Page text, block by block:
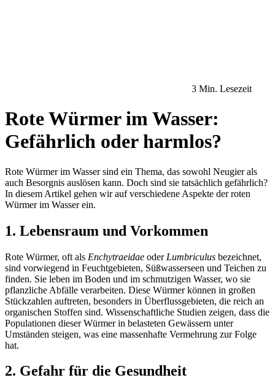
3 Min. Lesezeit
Rote Würmer im Wasser:
Gefährlich oder harmlos?
Rote Würmer im Wasser sind ein Thema, das sowohl Neugier als
auch Besorgnis auslösen kann. Doch sind sie tatsächlich gefährlich?
In diesem Artikel gehen wir auf verschiedene Aspekte der roten
Würmer im Wasser ein.
1. Lebensraum und Vorkommen
Rote Würmer, oft als Enchytraeidae oder Lumbriculus bezeichnet,
sind vorwiegend in Feuchtgebieten, Süßwasserseen und Teichen zu
finden. Sie leben im Boden und im schmutzigen Wasser, wo sie
pflanzliche Abfälle verarbeiten. Diese Würmer können in großen
Stückzahlen auftreten, besonders in Überflussgebieten, die reich an
organischen Stoffen sind. Wissenschaftliche Studien zeigen, dass die
Populationen dieser Würmer in belasteten Gewässern unter
Umständen steigen, was eine massenhafte Vermehrung zur Folge
hat.
2. Gefahr für die Gesundheit